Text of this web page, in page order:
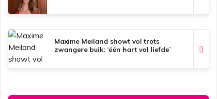
Maxime Meiland showt vol trots
zwangere buik: ‘één hart vol liefde’